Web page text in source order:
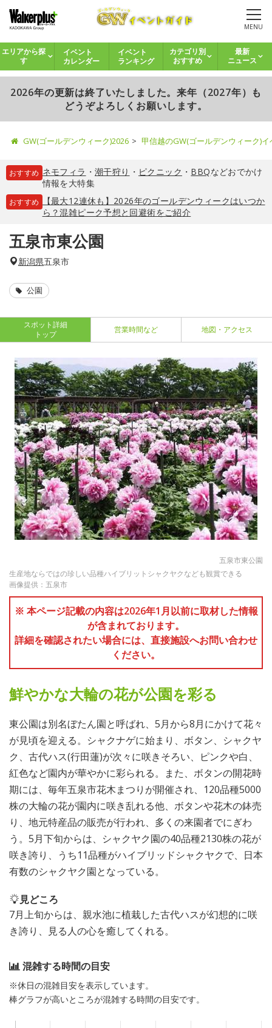
MENU
エリアから探
す
イベント
カレンダー
イベント
ランキング
カテゴリ別
おすすめ
最新
ニュース
2026年の更新は終了いたしました。来年（2027年）も
どうぞよろしくお願いします。
GW(ゴールデンウィーク)2026 甲信越のGW(ゴールデンウィーク)
おすすめ ネモフィラ ・ 潮干狩り ・ ピクニック ・ BBQなどおでかけ
情報を大特集
おすすめ
【最大12連休も】2026年のゴールデンウィークはいつか
ら？混雑ピーク予想と回避術をご紹介
五泉市東公園
新潟県五泉市
公園
スポット詳細
トップ
営業時間など 地図・アクセス
五泉市東公園
生産地ならではの珍しい品種ハイブリットシャクヤクなども観賞できる
画像提供：五泉市
※ 本ページ記載の内容は2026年1月以前に取材した情報
が含まれております。
詳細を確認されたい場合には、直接施設へお問い合わせ
ください。
鮮やかな大輪の花が公園を彩る
東公園は別名ぼたん園と呼ばれ、5月から8月にかけて花々
が見頃を迎える。シャクナゲに始まり、ボタン、シャクヤ
ク、古代ハス(行田蓮)が次々に咲きそろい、ピンクや白、
紅色など園内が華やかに彩られる。また、ボタンの開花時
期には、毎年五泉市花木まつりが開催され、120品種5000
株の大輪の花が園内に咲き乱れる他、ボタンや花木の鉢売
り、地元特産品の販売が行われ、多くの来園者でにぎわ
う。5月下旬からは、シャクヤク園の40品種2130株の花が
咲き誇り、うち11品種がハイブリッドシャクヤクで、日本
有数のシャクヤク園となっている。
見どころ
7月上旬からは、親水池に植栽した古代ハスが幻想的に咲
き誇り、見る人の心を癒してくれる。
混雑する時間の目安
※休日の混雑目安を表示しています。
棒グラフが高いところが混雑する時間の目安です。